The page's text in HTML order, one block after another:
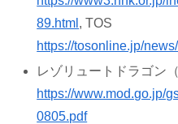
89.html , TOS
https://tosonline.jp/
レゾリュートドラゴン
https://www.mod.go.jp/
0805.pdf